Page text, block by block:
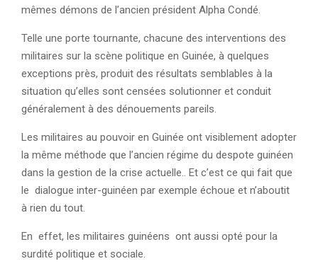
mêmes démons de l’ancien président Alpha Condé.
Telle une porte tournante, chacune des interventions des
militaires sur la scène politique en Guinée, à quelques
exceptions près, produit des résultats semblables à la
situation qu’elles sont censées solutionner et conduit
généralement à des dénouements pareils.
Les militaires au pouvoir en Guinée ont visiblement adopter
la même méthode que l’ancien régime du despote guinéen
dans la gestion de la crise actuelle.. Et c’est ce qui fait que
le dialogue inter-guinéen par exemple échoue et n’aboutit
à rien du tout.
En effet, les militaires guinéens ont aussi opté pour la
surdité politique et sociale.